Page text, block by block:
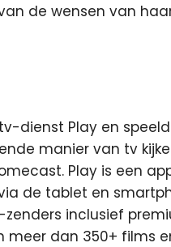
de wensen van
dienst Play en
manier van tv
Play is een
de tablet en
inclusief
meer dan 350+ films